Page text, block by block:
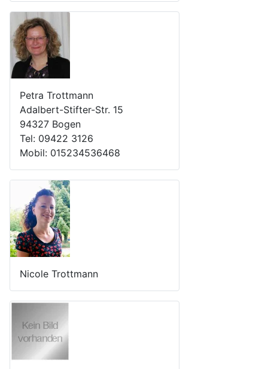
Petra Trottmann
Adalbert-Stifter-Str. 15
94327 Bogen
Tel: 09422 3126
Mobil: 015234536468
Nicole Trottmann